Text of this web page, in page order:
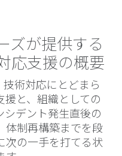
ズが提供する
応支援の概要
術対応にとどまら
と、組織としての
シデント発生直後の
体制再構築までを段
次の一手を打てる状